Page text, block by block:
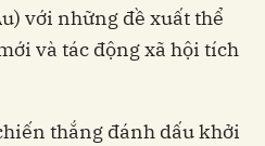
với những đề xuất thể
và tác động xã hội tích
thắng đánh dấu khởi